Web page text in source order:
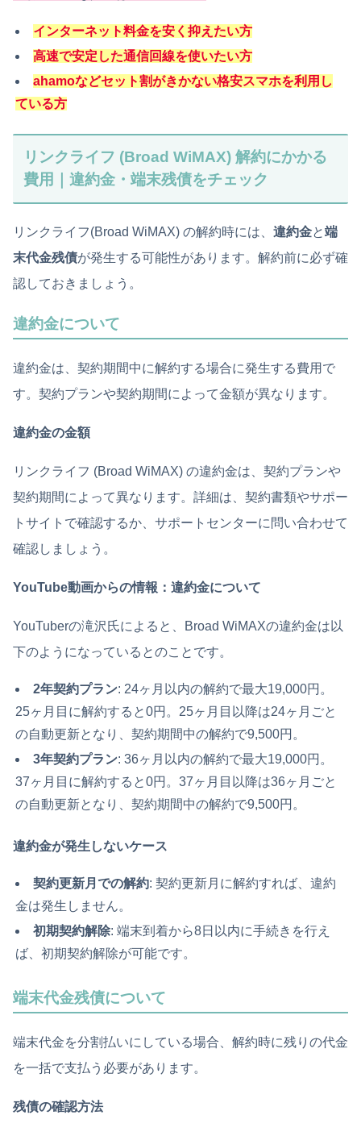
インターネット料金を安く抑えたい方
高速で安定した通信回線を使いたい方
ahamoなどセット割がきかない格安スマホを利用し
ている方
リンクライフ (Broad WiMAX) 解約にかかる
費用｜違約金・端末残債をチェック
リンクライフ(Broad WiMAX) の解約時には、 違約金と端
末代金残債が発生する可能性があります。解約前に必ず確
認しておきましょう。
違約金について
違約金は、契約期間中に解約する場合に発生する費用で
す。契約プランや契約期間によって金額が異なります。
違約金の金額
リンクライフ (Broad WiMAX) の違約金は、契約プランや
契約期間によって異なります。詳細は、契約書類やサポー
トサイトで確認するか、サポートセンターに問い合わせて
確認しましょう。
YouTube動画からの情報：違約金について
YouTuberの滝沢氏によると、Broad WiMAXの違約金は以
下のようになっているとのことです。
2年契約プラン: 24ヶ月以内の解約で最大19,000円。
25ヶ月目に解約すると0円。25ヶ月目以降は24ヶ月ごと
の自動更新となり、契約期間中の解約で9,500円。
3年契約プラン: 36ヶ月以内の解約で最大19,000円。
37ヶ月目に解約すると0円。37ヶ月目以降は36ヶ月ごと
の自動更新となり、契約期間中の解約で9,500円。
違約金が発生しないケース
契約更新月での解約: 契約更新月に解約すれば、違約
金は発生しません。
初期契約解除: 端末到着から8日以内に手続きを行え
ば、初期契約解除が可能です。
端末代金残債について
端末代金を分割払いにしている場合、解約時に残りの代金
を一括で支払う必要があります。
残債の確認方法